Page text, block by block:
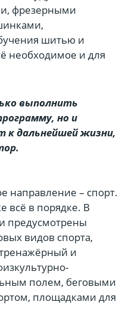
фрезерными
шитью и
необходимое и для
выполнить
но и
к дальнейшей жизни,
направление – спорт.
всё в порядке. В
предусмотрены
видов спорта,
и
полем, беговыми
площадками для